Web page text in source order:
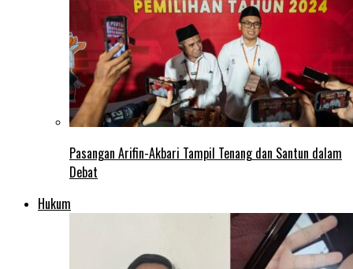
Pasangan Arifin-Akbari Tampil Tenang dan Santun dalam
Debat
Hukum